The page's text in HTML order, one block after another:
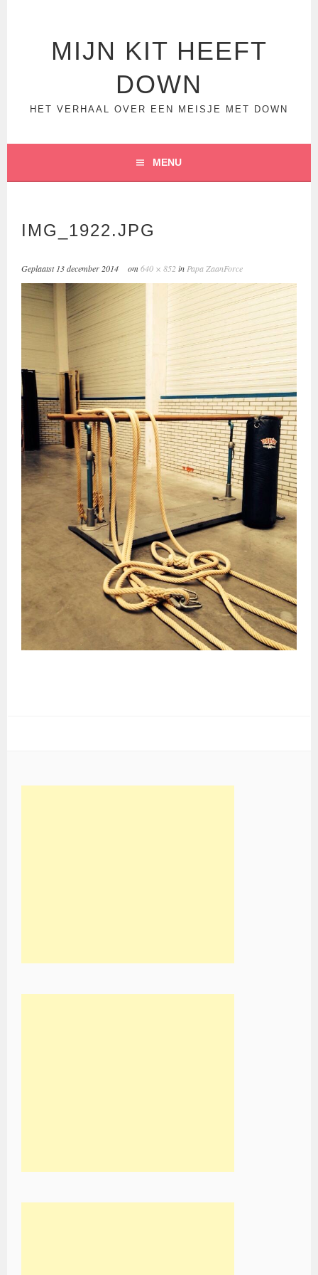
MIJN KIT HEEFT
DOWN
HET VERHAAL OVER EEN MEISJE MET DOWN
MENU
IMG_1922.JPG
Geplaatst 13 december 2014 om640 × 852in Papa ZaanForce